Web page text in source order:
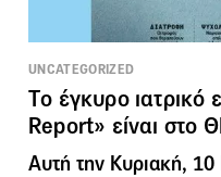
UNCATEGORIZED
Tο έγκυρο ιατρικό
Report» είναι στο
Αυτή την Κυριακή,